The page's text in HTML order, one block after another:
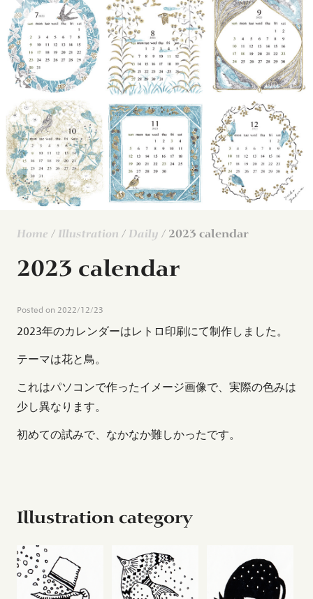
Home / Illustration / Daily / 2023 calendar
2023 calendar
Posted on 2022/12/23
2023年のカレンダーはレトロ印刷にて制作しました。
テーマは花と鳥。
これはパソコンで作ったイメージ画像で、実際の色みは
少し異なります。
初めての試みで、なかなか難しかったです。
Illustration category